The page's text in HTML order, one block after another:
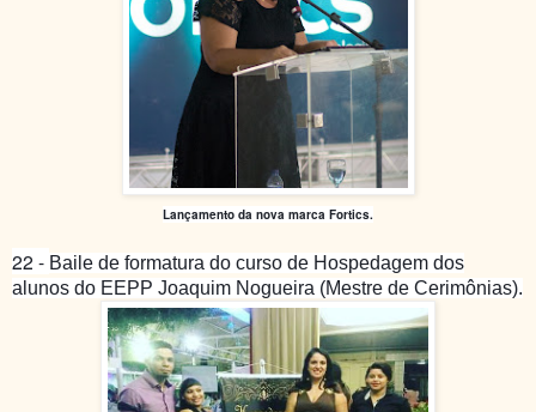
Lançamento da nova marca Fortics.
22 - Baile de formatura do curso de Hospedagem dos
alunos do EEPP Joaquim Nogueira (Mestre de Cerimônias).